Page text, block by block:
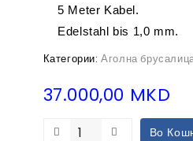
5 Meter Kabel.
Edelstahl bis 1,0 mm.
Категории:Аголна
37.000,00 MKD
Во